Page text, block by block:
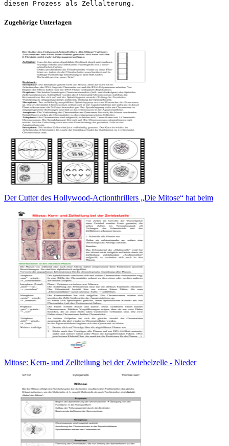
Zugehörige Unterlagen
Der Cutter des Hollywood-Actionthrillers „Die Mitose“ hat beim
Mitose: Kern- und Zellteilung bei der Zwiebelzelle - Nieder